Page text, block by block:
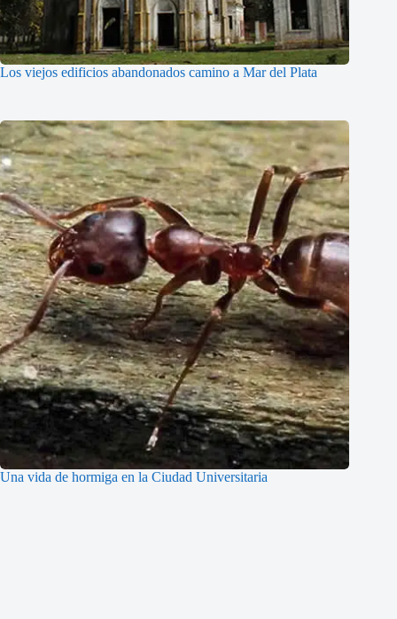
Los viejos edificios abandonados camino a Mar del Plata
Una vida de hormiga en la Ciudad Universitaria